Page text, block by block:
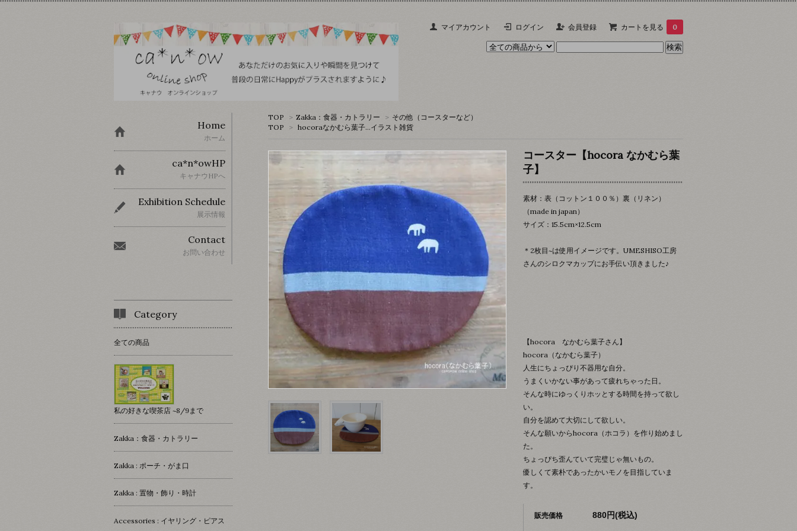
マイアカウント ログイン 会員登録 カートを見る 0
TOP > Zakka：食器・カトラリー > その他（コースターなど）
TOP
> hocoraなかむら葉子…イラスト雑貨
コースター【hocora なかむら葉
子】
素材：表（コットン１００％）裏（リネン）
（made in japan）
サイズ：15.5cm×12.5cm
＊2枚目~は使用イメージです。UMESHISO工房
さんのシロクマカップにお手伝い頂きました♪
【hocora なかむら葉子さん】
hocora（なかむら葉子）
人生にちょっぴり不器用な自分。
うまくいかない事があって疲れちゃった日。
そんな時にゆっくりホッとする時間を持って欲し
い。
自分を認めて大切にして欲しい。
そんな願いからhocora（ホコラ）を作り始めまし
た。
ちょっぴち歪んていて完璧じゃ無いもの。
優しくて素朴であったかいモノを目指していま
す。
販売価格 880円(税込)
Home
ホーム
ca*n*owHP
キャナウHPへ
Exhibition Schedule
展示情報
Contact
お問い合わせ
Category
全ての商品
私の好きな喫茶店 ~8/9まで
Zakka：食器・カトラリー
Zakka : ポーチ・がま口
Zakka : 置物・飾り・時計
Accessories : イヤリング・ピアス